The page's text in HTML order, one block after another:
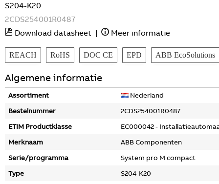
S204-K20
2CDS254001R0487
Download datasheet | Meer informatie
REACH RoHS DOC CE EPD ABB EcoSolutions
Algemene informatie
Assortiment
Nederland
Bestelnummer
2CDS254001R0487
ETIM Productklasse
EC000042 -
Merknaam
ABB Componenten
Serie/programma
System pro M compact
Type
S204-K20